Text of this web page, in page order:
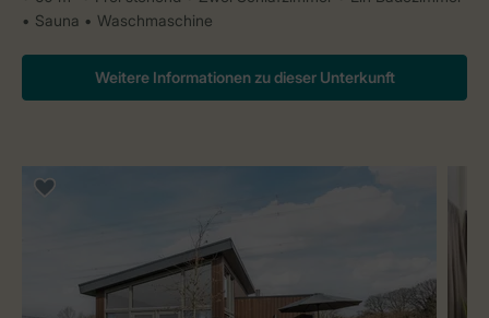
Sauna
Waschmaschine
Weitere Informationen zu dieser Unterkunft